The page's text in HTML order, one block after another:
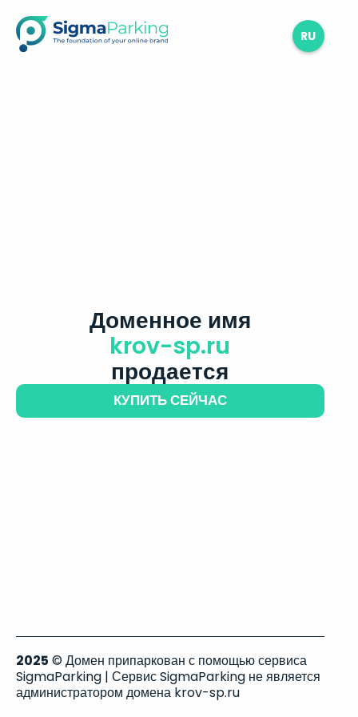
RU
Доменное имя
krov-sp.ru
продается
КУПИТЬ СЕЙЧАС
2025 © Домен припаркован с помощью сервиса
SigmaParking | Сервис SigmaParking не является
администратором домена krov-sp.ru